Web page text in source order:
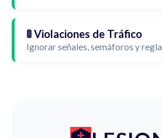
🚦 Violaciones de Tráfico
Ignorar señales, semáforos y